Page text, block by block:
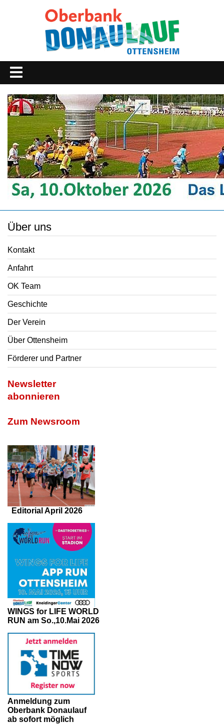
Über uns
Kontakt
Anfahrt
OK Team
Geschichte
Der Verein
Über Ottensheim
Förderer und Partner
Newsletter
abonnieren
Zum Newsroom
Editorial April 2026
WINGS for LIFE WORLD
RUN am So.,10.Mai 2026
Anmeldung zum
Oberbank Donaulauf
ab sofort möglich